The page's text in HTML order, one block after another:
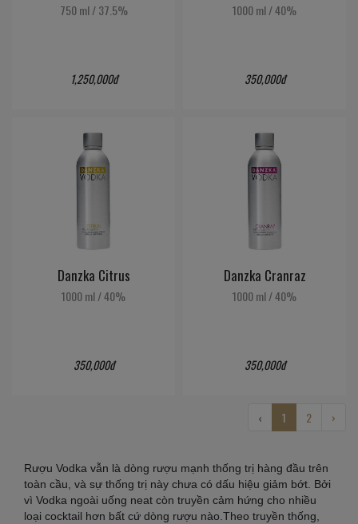
750 ml / 37.5%
1,250,000đ
1000 ml/40%
350,000đ
Danzka Citrus
1000 ml/40%
350,000đ
Danzka Cranraz
1000 ml/40%
350,000đ
‹ 1 2 ›
Rượu Vodka vẫn là dòng rượu mạnh thống trị hàng đầu trên
toàn cầu, và sự thống trị này chưa có dấu hiệu giảm bớt. Bởi
vì Vodka ngoài uống neat còn truyền cảm hứng cho nhiều
loại cocktail hơn bất cứ dòng rượu nào.Theo truyền thống,